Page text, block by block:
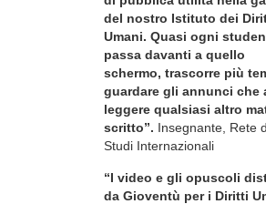
del nostro Istituto dei
Umani. Quasi ogni
passa davanti a quello
schermo, trascorre più
guardare gli annunci che
leggere qualsiasi altro
scritto”. Insegnante, Rete
Studi Internazionali
“I video e gli opuscoli
da Gioventù per i Diritti